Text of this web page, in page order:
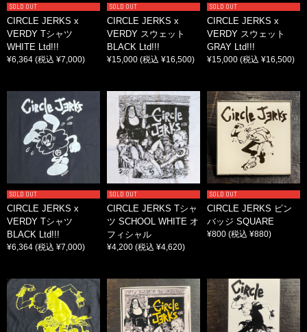
SOLD OUT
CIRCLE JERKS x
VERDY Tシャツ
WHITE Ltd!!!
¥6,364 (税込 ¥7,000)
SOLD OUT
CIRCLE JERKS x
VERDY スウェット
BLACK Ltd!!!
¥15,000 (税込 ¥16,500)
SOLD OUT
CIRCLE JERKS x
VERDY スウェット
GRAY Ltd!!!
¥15,000 (税込 ¥16,500)
SOLD OUT
CIRCLE JERKS x
VERDY Tシャツ
BLACK Ltd!!!
¥6,364 (税込 ¥7,000)
SOLD OUT
CIRCLE JERKS Tシャ
ツ SCHOOL WHITE オ
フィシャル
¥4,200 (税込 ¥4,620)
SOLD OUT
CIRCLE JERKS ピン
バッジ SQUARE
¥800 (税込 ¥880)